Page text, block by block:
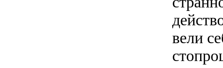
вели